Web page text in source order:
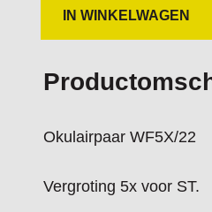
IN WINKELWAGEN
Okulairpaar WF5X/22
Vergroting 5x voor ST.